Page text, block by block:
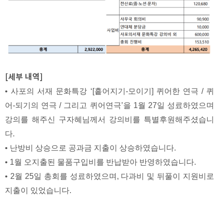
[세부 내역]
• 사포의 서재 문화특강 ‘[흩어지기-모이기] 퀴어한 연극 / 퀴
어-되기의 연극 / 그리고 퀴어연극’을 1월 27일 성료하였으며
강의를 해주신 구자혜님께서 강의비를 특별후원해주셨습니
다.
• 난방비 상승으로 공과금 지출이 상승하였습니다.
• 1월 오지출된 물품구입비를 반납받아 반영하였습니다.
• 2월 25일 총회를 성료하였으며, 다과비 및 뒤풀이 지원비로
지출이 있었습니다.